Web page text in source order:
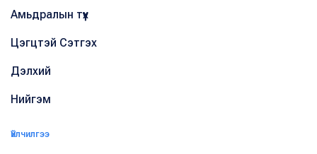
Амьдралын түүх
Цэгцтэй Сэтгэх
Дэлхий
Нийгэм
Үйлчилгээ